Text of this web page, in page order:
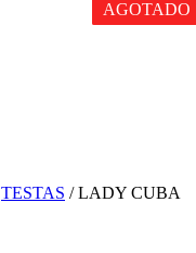
TESTAS / LADY CUBA
AGOTADO
AGOTADO